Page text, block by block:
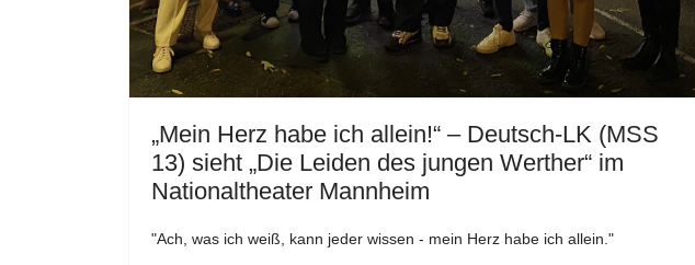
„Mein Herz habe ich allein!“ – Deutsch-LK (MSS
13) sieht „Die Leiden des jungen Werther“ im
Nationaltheater Mannheim
"Ach, was ich weiß, kann jeder wissen - mein Herz habe ich allein."